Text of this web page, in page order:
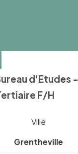
d'Etudes -
F/H
Ville
Grentheville